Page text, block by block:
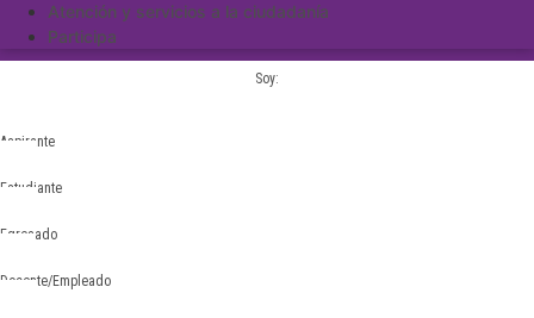
Atención y servicios a la ciudadanía
Participa
Soy:
Aspirante
Estudiante
Egresado
Docente/Empleado